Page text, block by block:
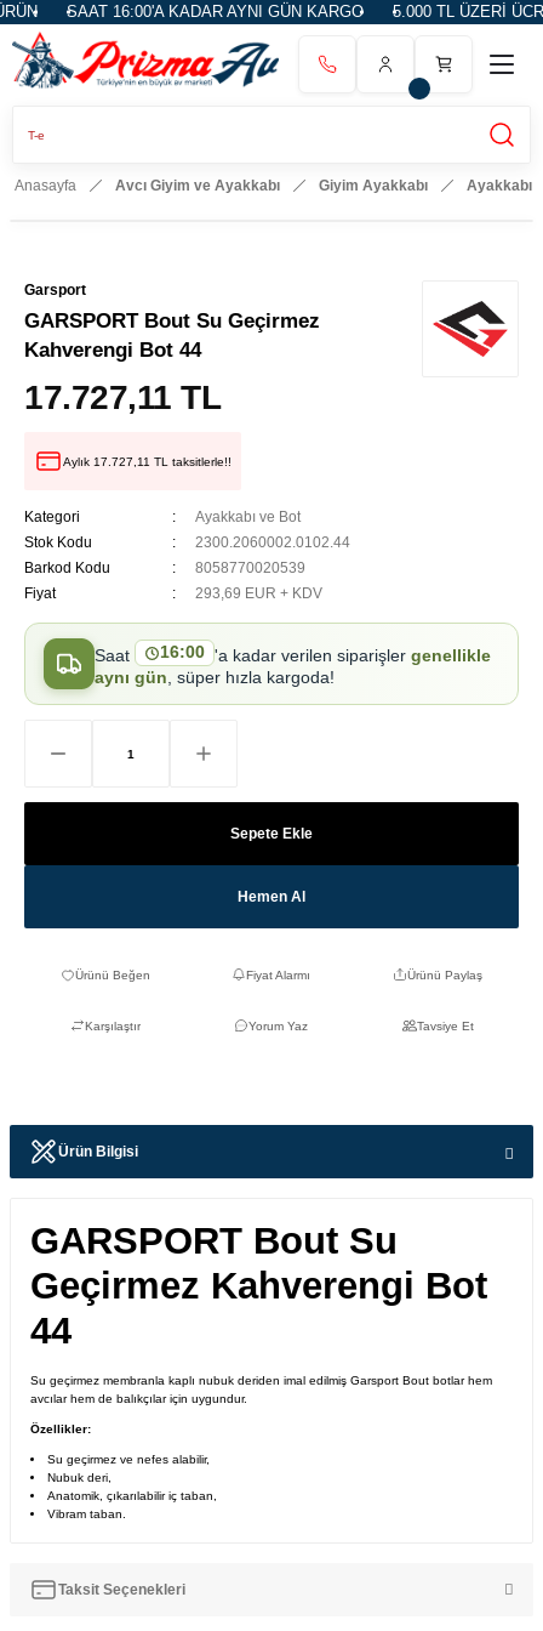
SAAT 16:00'A KADAR AYNI GÜN KARGO 5.000 TL ÜZERİ
Anasayfa Avcı Giyim ve Ayakkabı Giyim Ayakkabı Ayakkabı
Garsport
GARSPORT Bout Su Geçirmez
Kahverengi Bot 44
17.727,11 TL
Aylık 17.727,11 TL taksitlerle!!
Kategori
Ayakkabı ve Bot
Stok Kodu
2300.2060002.0102.44
Barkod Kodu
8058770020539
Fiyat
293,69 EUR + KDV
Saat 16:00 'a kadar verilen siparişler genellikle
aynı gün , süper hızla kargoda!
Sepete Ekle
Hemen Al
Fiyat Alarmı Ürünü Paylaş
Karşılaştır Yorum Yaz Tavsiye Et
Ürün Bilgisi
GARSPORT Bout Su
Geçirmez Kahverengi Bot
44
Su geçirmez membranla kaplı nubuk deriden imal edilmiş Garsport Bout botlar hem
avcılar hem de balıkçılar için uygundur.
Özellikler:
Su geçirmez ve nefes alabilir,
​Nubuk deri,
Anatomik, çıkarılabilir iç taban,
Vibram taban.
Taksit Seçenekleri